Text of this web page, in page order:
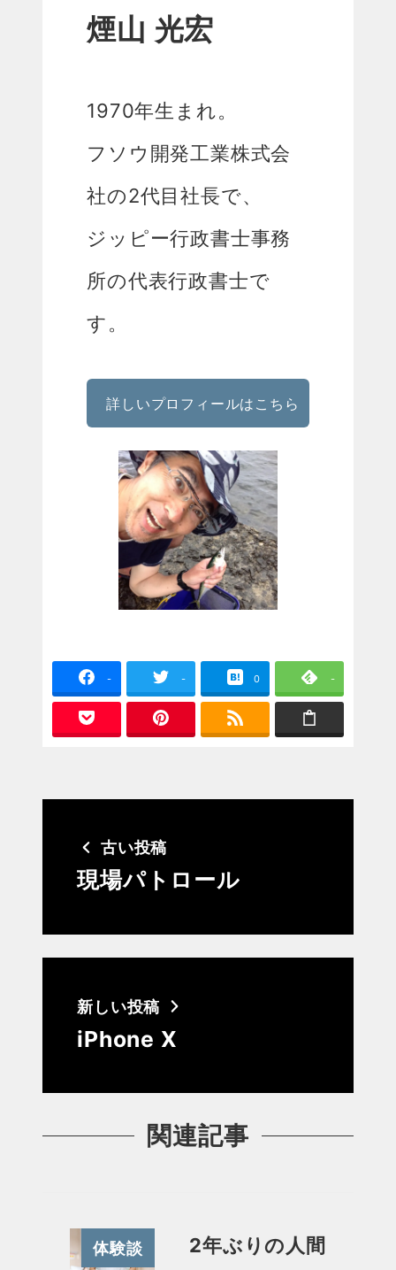
煙山 光宏
1970年生まれ。
フソウ開発工業株式会
社の2代目社長で、
ジッピー行政書士事務
所の代表行政書士で
す。
詳しいプロフィールはこちら
- - 0 -
古い投稿
現場パトロール
新しい投稿
iPhone X
関連記事
体験談
2年ぶりの人間